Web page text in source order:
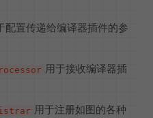
配置传递给编译器插件的参
用于接收编译器插
用于注册如图的各种